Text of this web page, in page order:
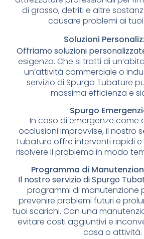
di grasso, detriti e altre
causare problemi ai
Soluzioni
Offriamo soluzioni
esigenza. Che si tratti di
un’attività commerciale o
servizio di Spurgo Tubature
massima efficienza e
Spurgo
In caso di emergenze come
occlusioni improvvise, il nostro
Tubature offre interventi rapidi
risolvere il problema in modo
Programma di
Il nostro servizio di Spurgo
programmi di manutenzione
prevenire problemi futuri e
tuoi scarichi. Con una
evitare costi aggiuntivi e
casa o attività.